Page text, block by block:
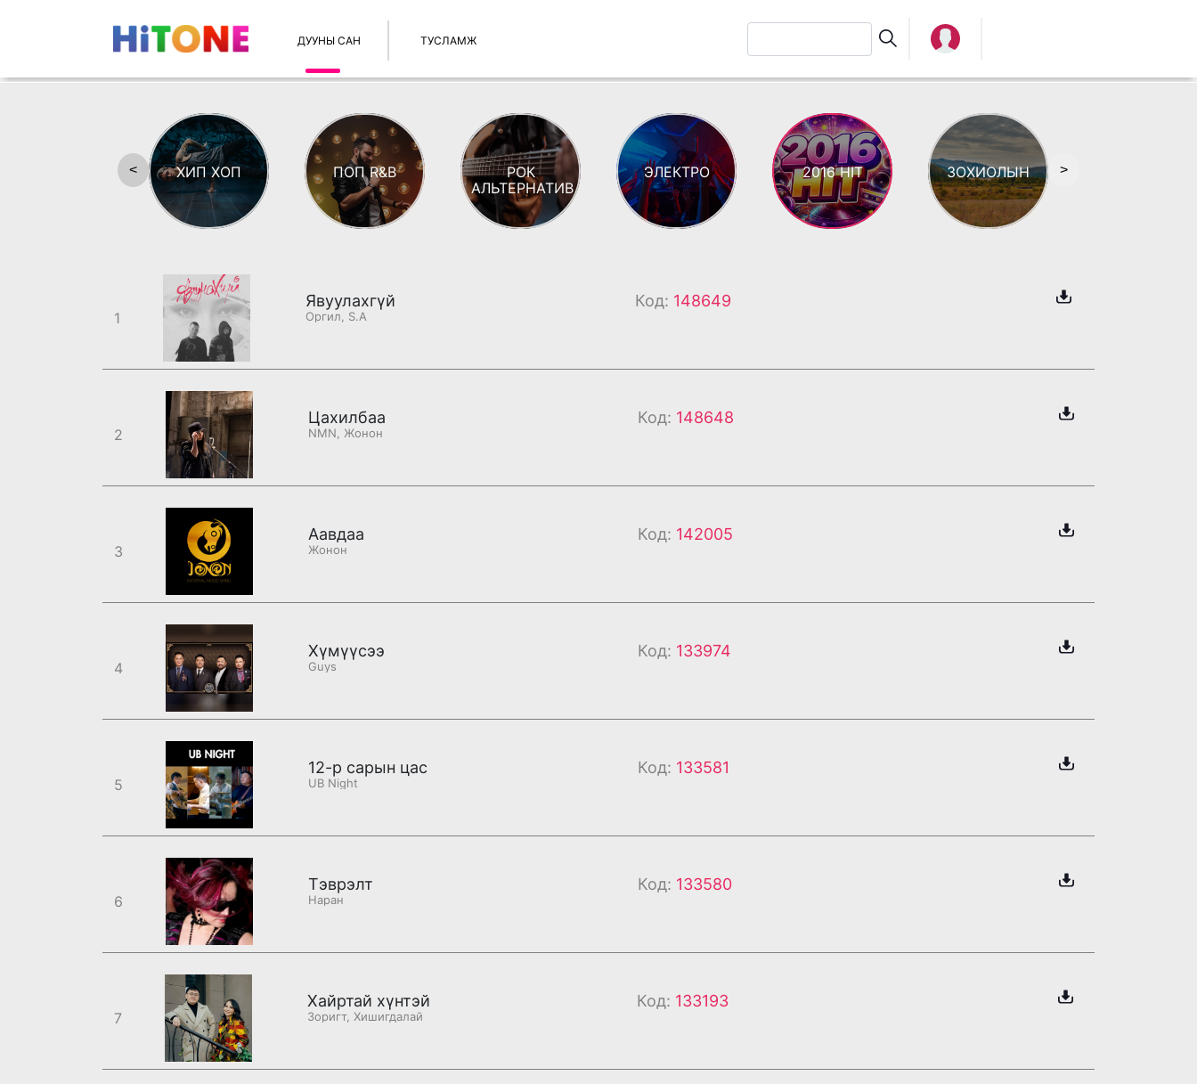
ДУУНЫ САН ТУСЛАМЖ
ХИП ХОП ПОП R&B
РОК
АЛЬТЕРНАТИВ
ЭЛЕКТРО 2016 HIT ЗОХИОЛЫН
< >
1
Явуулахгүй
Оргил, S.A
Код: 148649
2
Цахилбаа
NMN, Жонон
Код: 148648
3
Аавдаа
Жонон
Код: 142005
4
Хүмүүсээ
Guys
Код: 133974
5
12-р сарын цас
UB Night
Код: 133581
6
Тэврэлт
Наран
Код: 133580
7
Хайртай хүнтэй
Зоригт, Хишигдалай
Код: 133193